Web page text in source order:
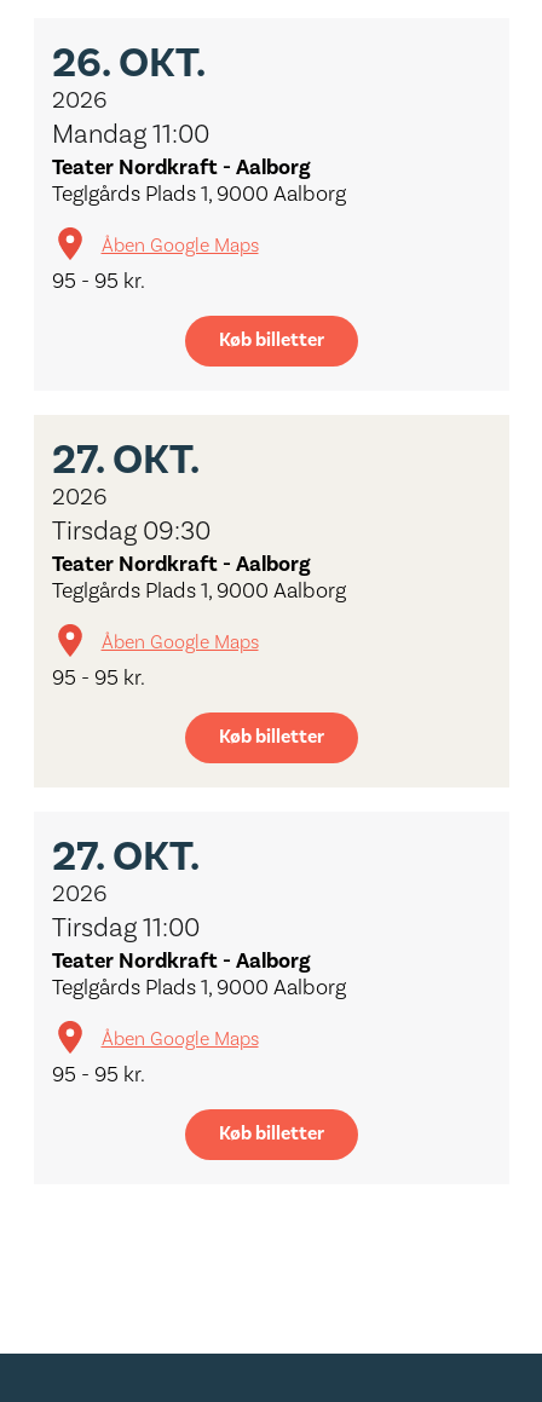
26.OKT.
2026
Mandag 11:00
Teater Nordkraft - Aalborg
Teglgårds Plads 1, 9000 Aalborg
Åben Google Maps
95 - 95 kr.
Køb billetter
27.OKT.
2026
Tirsdag 09:30
Teater Nordkraft - Aalborg
Teglgårds Plads 1, 9000 Aalborg
Åben Google Maps
95 - 95 kr.
Køb billetter
27.OKT.
2026
Tirsdag 11:00
Teater Nordkraft - Aalborg
Teglgårds Plads 1, 9000 Aalborg
Åben Google Maps
95 - 95 kr.
Køb billetter